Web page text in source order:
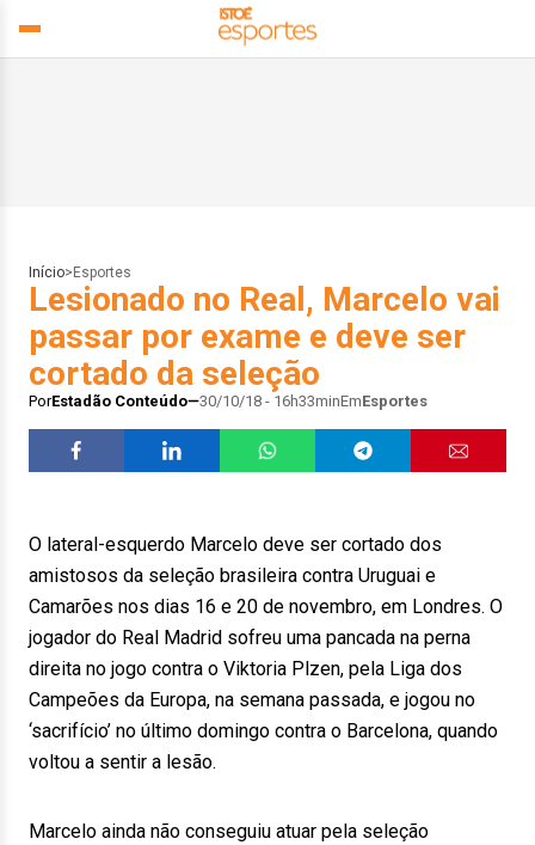
Início> Esportes
Lesionado no Real, Marcelo vai
passar por exame e deve ser
cortado da seleção
PorEstadão Conteúdo 30/10/18 - 16h33minEmEsportes
O lateral-esquerdo Marcelo deve ser cortado dos
amistosos da seleção brasileira contra Uruguai e
Camarões nos dias 16 e 20 de novembro, em Londres. O
jogador do Real Madrid sofreu uma pancada na perna
direita no jogo contra o Viktoria Plzen, pela Liga dos
Campeões da Europa, na semana passada, e jogou no
‘sacrifício’ no último domingo contra o Barcelona, quando
voltou a sentir a lesão.
Marcelo ainda não conseguiu atuar pela seleção